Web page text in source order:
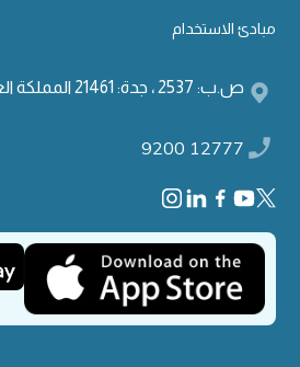
مبادئ الاستخدام
ص.ب: 2537 ، جدة: 21461 المملكة العربية السعودية
9200 12777